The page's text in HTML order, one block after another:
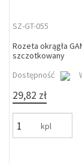
SZ-GT-055
Rozeta okrągła
szczotkowany
Dostępność
29,82 zł
kpl